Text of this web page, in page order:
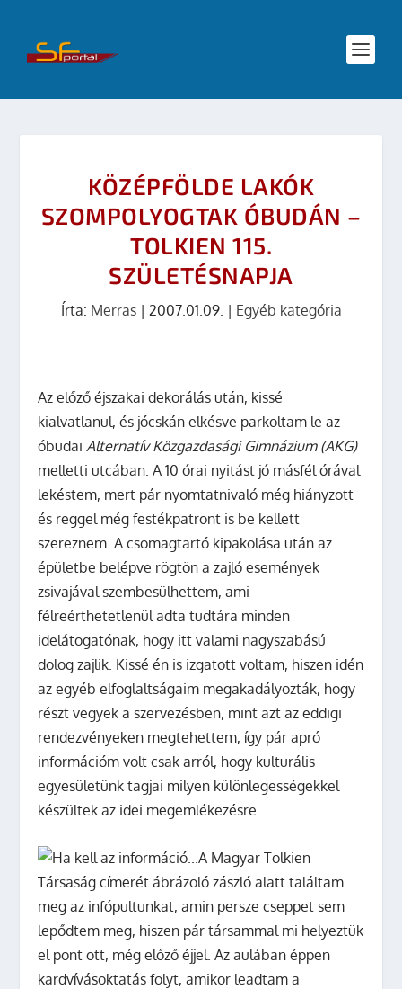
KÖZÉPFÖLDE LAKÓK
SZOMPOLYOGTAK ÓBUDÁN –
TOLKIEN 115.
SZÜLETÉSNAPJA
Írta: Merras| 2007.01.09. | Egyéb kategória
Az előző éjszakai dekorálás után, kissé
kialvatlanul, és jócskán elkésve parkoltam le az
óbudaiAlternatív Közgazdasági Gimnázium (AKG)
melletti utcában. A 10 órai nyitást jó másfél órával
lekéstem, mert pár nyomtatnivaló még hiányzott
és reggel még festékpatront is be kellett
szereznem. A csomagtartó kipakolása után az
épületbe belépve rögtön a zajló események
zsivajával szembesülhettem, ami
félreérthetetlenül adta tudtára minden
idelátogatónak, hogy itt valami nagyszabású
dolog zajlik. Kissé én is izgatott voltam, hiszen idén
az egyéb elfoglaltságaim megakadályozták, hogy
részt vegyek a szervezésben, mint azt az eddigi
rendezvényeken megtehettem, így pár apró
információm volt csak arról, hogy kulturális
egyesületünk tagjai milyen különlegességekkel
készültek az idei megemlékezésre.
A Magyar Tolkien
Társaság címerét ábrázoló zászló alatt találtam
meg az infópultunkat, amin persze cseppet sem
lepődtem meg, hiszen pár társammal mi helyeztük
el pont ott, még előző éjjel. Az aulában éppen
kardvívásoktatás folyt, amikor leadtam a